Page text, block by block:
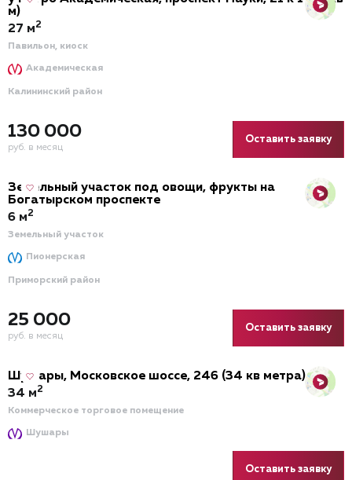
м)
Павильон, киоск
Академическая
Калининский район
130 000
руб. в месяц
27 м2
Оставить заявку
Земельный участок под овощи, фрукты на
Богатырском проспекте
Земельный участок
Пионерская
Приморский район
25 000
руб. в месяц
6 м2
Оставить заявку
Шушары, Московское шоссе, 246 (34 кв метра)
Коммерческое торговое помещение
Шушары
34 м2
Оставить заявку